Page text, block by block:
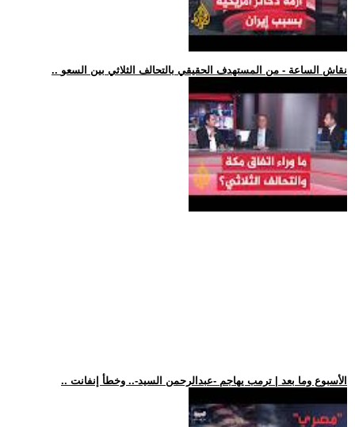
.. نقاش الساعة - من المستهدف الحقيقي بالتحالف الثلاثي بين السعو
.. الأسبوع وما بعد | ترمب يهاجم -عبدالرحمن السيد-.. وخطأ إنفانت